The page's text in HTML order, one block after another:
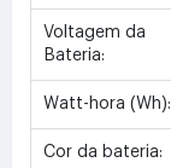
Voltagem da
Bateria:
Watt-hora (Wh):
Cor da bateria: